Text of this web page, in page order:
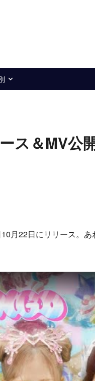
ス＆MV
月22日にリリース。あ